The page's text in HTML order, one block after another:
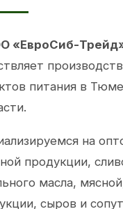
«ЕвроСиб-
питания в
на
продукции,
масла,
сыров и